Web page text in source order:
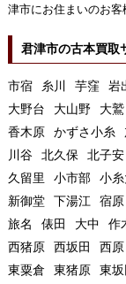
津市にお住まいのお客
君津市の古本買取
市宿 糸川 芋窪 岩
大野台
大山野 大鷲
香木原
かずさ小糸
川谷
北久保 北子安
久留里
小市部 小
新御堂
下湯江 宿原
旅名
俵田 大中 作
西猪原
西坂田 西原
東粟倉
東猪原 東坂